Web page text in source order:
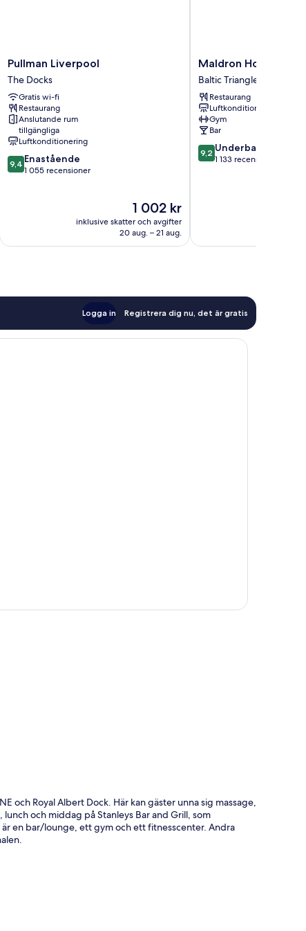
Pullman
Liverpool
The
Docks
Pullman Liverpool
The Docks
Gratis wi-fi
Restaurang
Anslutande rum
tillgängliga
Luftkonditionering
9.4
av
9,4 Enastående
1 055 recensioner
Priset
är
1 002 kr
1 002 kr
inklusive skatter och avgifter
20 aug. – 21 aug.
Maldron
Hotel
Liverpool
City
Baltic
Triangle
Maldron Hotel
Baltic Triangle
Restaurang
Luftkonditionering
Gym
Bar
9.2
av
9,2 Underbart
1 133 recensioner
Logga in Registrera dig nu, det är gratis
och Royal Albert Dock. Här kan gäster unna sig massage,
och middag på Stanleys Bar and Grill, som
en bar/lounge, ett gym och ett fitnesscenter. Andra